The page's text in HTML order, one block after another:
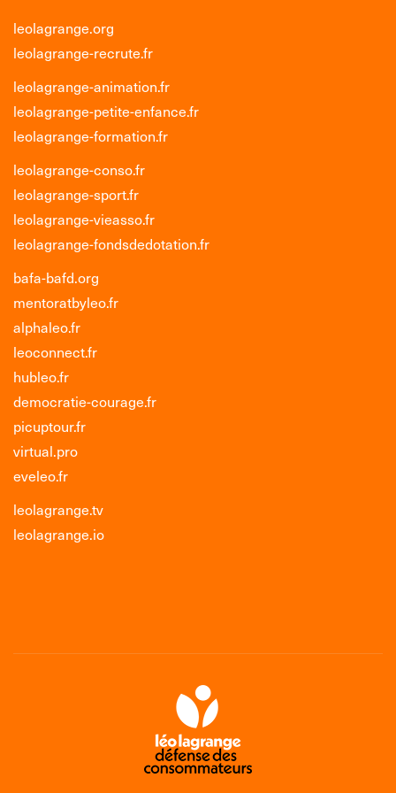
leolagrange.org
leolagrange-recrute.fr
leolagrange-animation.fr
leolagrange-petite-enfance.fr
leolagrange-formation.fr
leolagrange-conso.fr
leolagrange-sport.fr
leolagrange-vieasso.fr
leolagrange-fondsdedotation.fr
bafa-bafd.org
mentoratbyleo.fr
alphaleo.fr
leoconnect.fr
hubleo.fr
democratie-courage.fr
picuptour.fr
virtual.pro
eveleo.fr
leolagrange.tv
leolagrange.io